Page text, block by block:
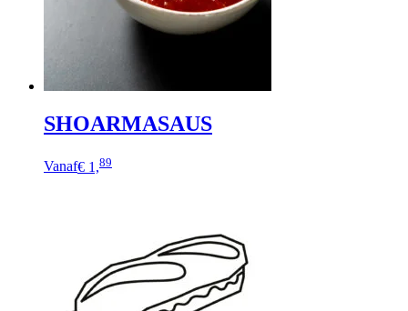
SHOARMASAUS
Vanaf€ 1,89
optie
kan
gekozen